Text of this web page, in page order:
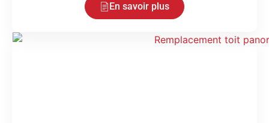
En savoir plus